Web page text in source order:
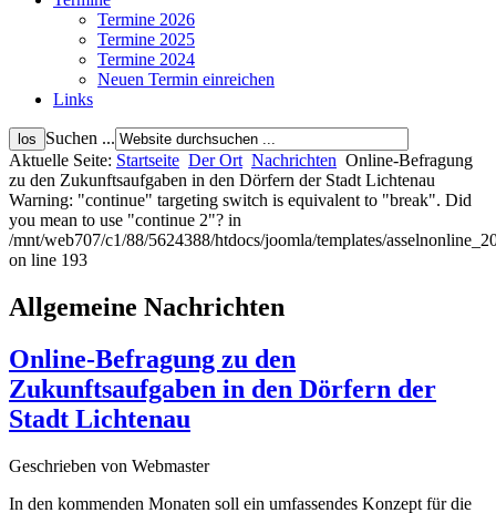
Termine 2026
Termine 2025
Termine 2024
Neuen Termin einreichen
Links
Suchen ...
Aktuelle Seite: Startseite Der Ort Nachrichten Online-Befragung
zu den Zukunftsaufgaben in den Dörfern der Stadt Lichtenau
Warning: "continue" targeting switch is equivalent to "break". Did
you mean to use "continue 2"? in
/mnt/web707/c1/88/5624388/htdocs/joomla/templates/
on line 193
Allgemeine Nachrichten
Online-Befragung zu den
Zukunftsaufgaben in den Dörfern der
Stadt Lichtenau
Geschrieben von Webmaster
In den kommenden Monaten soll ein umfassendes Konzept für die